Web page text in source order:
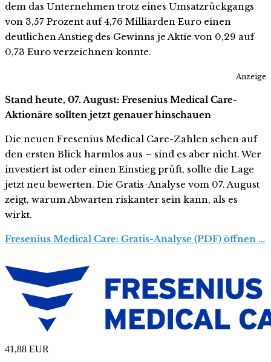
dem das Unternehmen trotz eines Umsatzrückgangs
von 3,57 Prozent auf 4,76 Milliarden Euro einen
deutlichen Anstieg des Gewinns je Aktie von 0,29 auf
0,73 Euro verzeichnen konnte.
Anzeige
Stand heute, 07. August: Fresenius Medical Care-
Aktionäre sollten jetzt genauer hinschauen
Die neuen Fresenius Medical Care-Zahlen sehen auf
den ersten Blick harmlos aus – sind es aber nicht. Wer
investiert ist oder einen Einstieg prüft, sollte die Lage
jetzt neu bewerten. Die Gratis-Analyse vom 07. August
zeigt, warum Abwarten riskanter sein kann, als es
wirkt.
Fresenius Medical Care: Gratis-Analyse (PDF) öffnen …
41,88 EUR